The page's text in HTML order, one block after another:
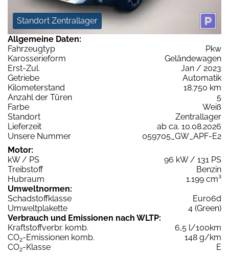
Standort Zentrallager
Allgemeine Daten:
Fahrzeugtyp
Pkw
Karosserieform
Geländewagen
Erst-Zul.
Jan / 2023
Getriebe
Automatik
Kilometerstand
18.750 km
Anzahl der Türen
5
Farbe
Weiß
Standort
Zentrallager
Lieferzeit
ab ca. 10.08.2026
Unsere Nummer
059705_GW_APF-E2
Motor:
kW / PS
96 kW / 131 PS
Treibstoff
Benzin
Hubraum
1.199 cm³
Umweltnormen:
Schadstoffklasse
Euro6d
Umweltplakette
4 (Green)
Verbrauch und Emissionen nach WLTP:
Kraftstoffverbr. komb.
6,5 l/100km
CO2-Emissionen komb.
148 g/km
CO2-Klasse
E